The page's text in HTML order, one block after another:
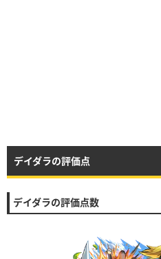
デイダラの評価点
デイダラの評価点数